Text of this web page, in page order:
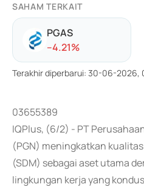
SAHAM TERKAIT
PGAS
--4.21%
Terakhir diperbarui: 30-06-2026,
03655389
IQPlus, (6/2) - PT
(PGN) meningkatkan
(SDM) sebagai aset utama
lingkungan kerja yang